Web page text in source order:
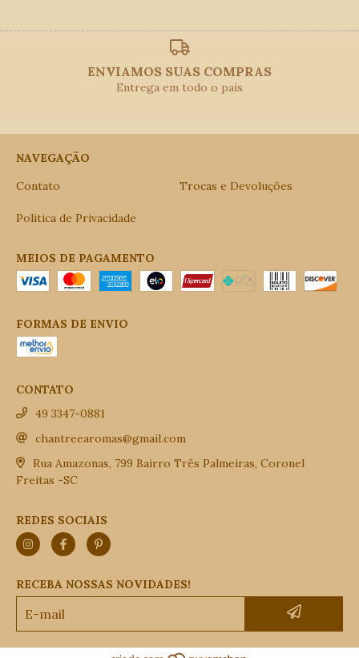
ENVIAMOS SUAS COMPRAS
Entrega em todo o país
NAVEGAÇÃO
Contato
Trocas e Devoluções
Politica de Privacidade
MEIOS DE PAGAMENTO
FORMAS DE ENVIO
CONTATO
49 3347-0881
chantreearomas@gmail.com
Rua Amazonas, 799 Bairro Três Palmeiras, Coronel
Freitas -SC
REDES SOCIAIS
RECEBA NOSSAS NOVIDADES!